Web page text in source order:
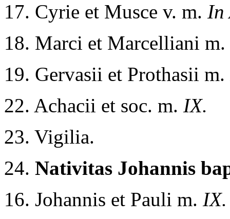
17. Cyrie et Musce v. m. In
18. Marci et Marcelliani m.
19. Gervasii et Prothasii m.
22. Achacii et soc. m. IX.
23. Vigilia.
24. Nativitas Johannis
16. Johannis et Pauli m. IX.